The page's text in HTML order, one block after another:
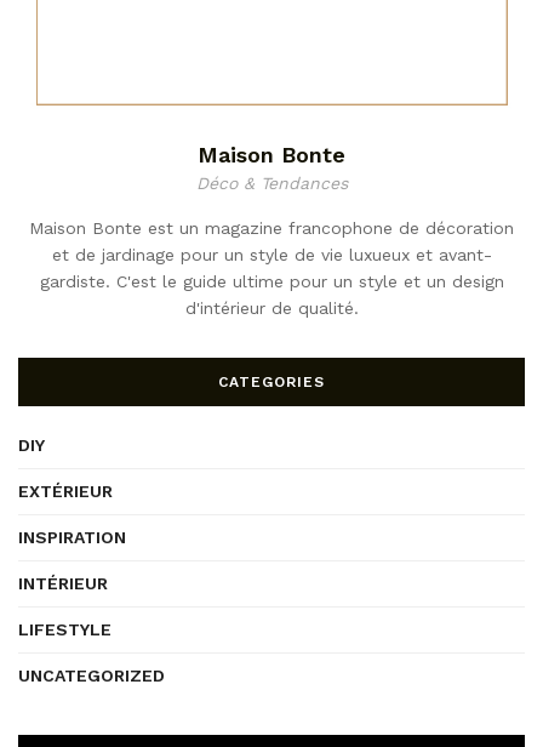
Maison Bonte
Déco & Tendances
Maison Bonte est un magazine francophone de décoration
et de jardinage pour un style de vie luxueux et avant-
gardiste. C'est le guide ultime pour un style et un design
d'intérieur de qualité.
CATEGORIES
DIY
EXTÉRIEUR
INSPIRATION
INTÉRIEUR
LIFESTYLE
UNCATEGORIZED